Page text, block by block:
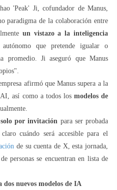
'Peak' Ji, cofundador de Manus,
paradigma de la colaboración entre
un vistazo a la inteligencia
que pretende igualar o
promedio. Ji aseguró que Manus
afirmó que Manus supera a la
así como a todos los modelos de
por invitación para ser probada
cuándo será accesible para el
de su cuenta de X, esta jornada,
personas se encuentran en lista de
nuevos modelos de IA